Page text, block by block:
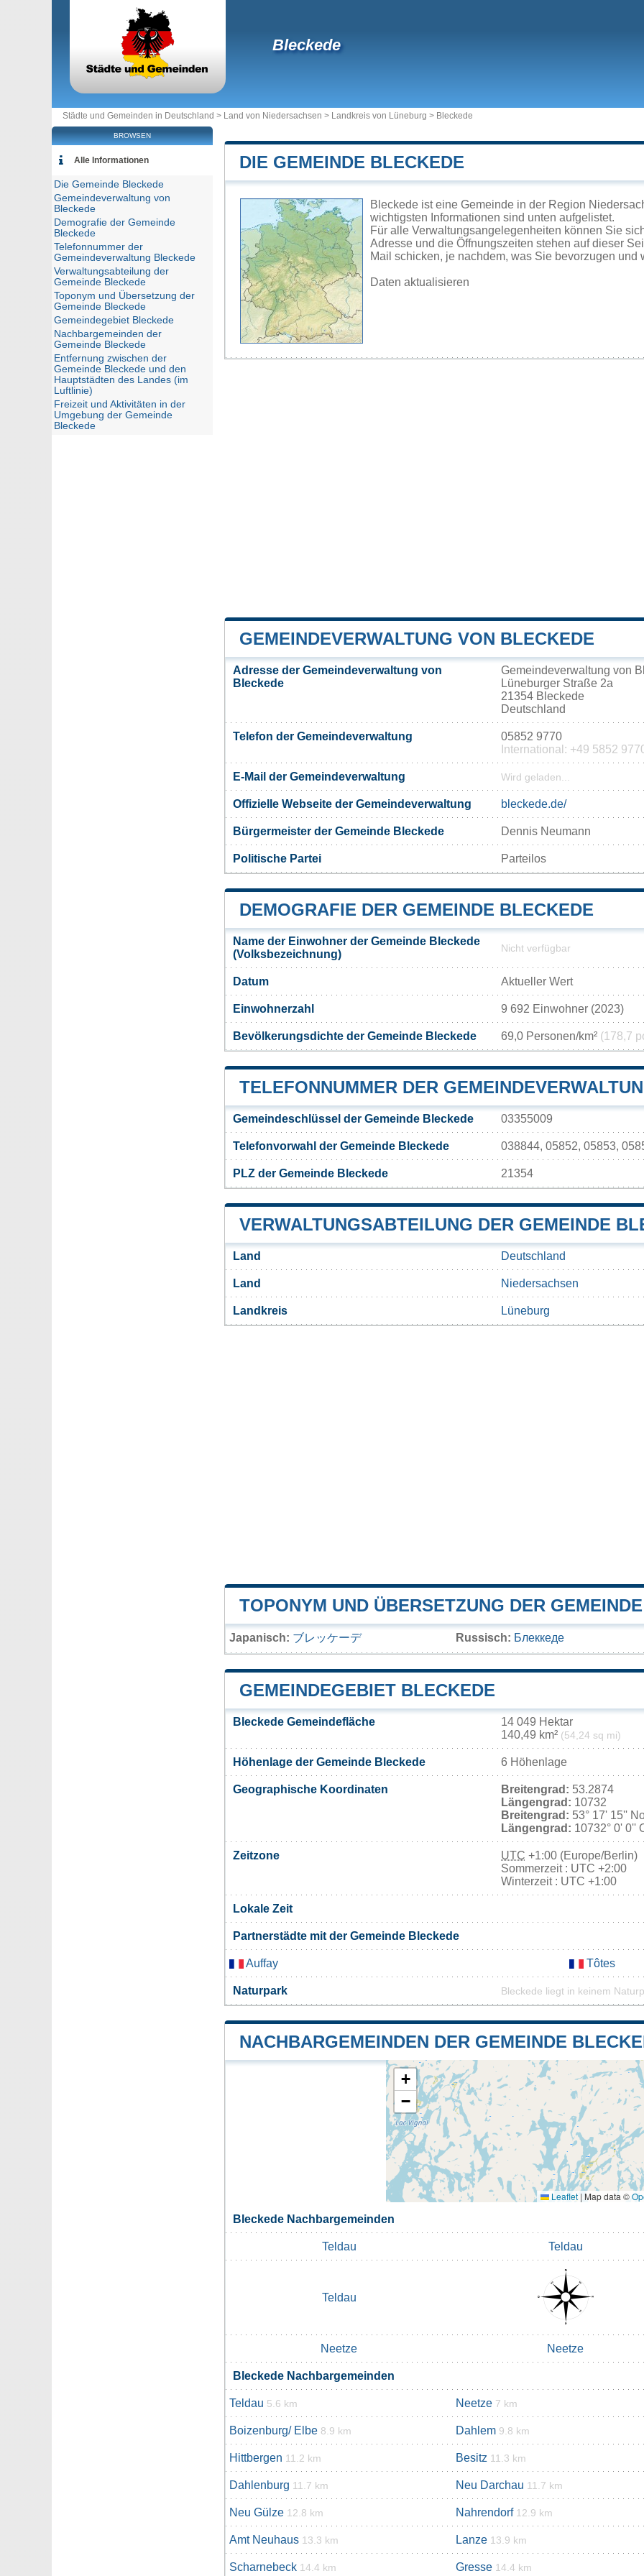
Bleckede
Städte und Gemeinden in Deutschland > Land von Niedersachsen > Landkreis von Lüneburg > Bleckede
DIE GEMEINDE BLECKEDE
Bleckede ist eine Gemeinde in der Region
wichtigsten Informationen sind unten aufgelistet.
Für alle Verwaltungsangelegenheiten können Sie
Adresse und die Öffnungszeiten stehen auf dieser
Mail schicken, je nachdem, was Sie bevorzugen und
Daten aktualisieren
GEMEINDEVERWALTUNG VON BLECKEDE
Adresse der Gemeindeverwaltung von
Bleckede
Gemeindeverwaltung von
Lüneburger Straße 2a
21354 Bleckede
Deutschland
Telefon der Gemeindeverwaltung
05852 9770
International: +49 5852
E-Mail der Gemeindeverwaltung Wird geladen...
Offizielle Webseite der Gemeindeverwaltung bleckede.de/
Bürgermeister der Gemeinde Bleckede Dennis Neumann
Politische Partei Parteilos
DEMOGRAFIE DER GEMEINDE BLECKEDE
Name der Einwohner der Gemeinde Bleckede
(Volksbezeichnung)
Nicht verfügbar
Datum Aktueller Wert
Einwohnerzahl 9 692 Einwohner (2023)
Bevölkerungsdichte der Gemeinde Bleckede 69,0 Personen/km² (178,7
TELEFONNUMMER DER
Gemeindeschlüssel der Gemeinde Bleckede 03355009
Telefonvorwahl der Gemeinde Bleckede 038844, 05852, 05853,
PLZ der Gemeinde Bleckede 21354
VERWALTUNGSABTEILUNG DER GEMEINDE
Land Deutschland
Land Niedersachsen
Landkreis Lüneburg
TOPONYM UND ÜBERSETZUNG DER
Japanisch: ブレッケーデ Russisch: Блеккеде
GEMEINDEGEBIET BLECKEDE
Bleckede Gemeindefläche
14 049 Hektar
140,49 km² (54,24 sq mi)
Höhenlage der Gemeinde Bleckede 6 Höhenlage
Geographische Koordinaten Breitengrad: 53.2874
Längengrad: 10732
Breitengrad: 53° 17' 15''
Längengrad: 10732° 0' 0''
Zeitzone UTC +1:00 (Europe/Berlin)
Sommerzeit : UTC +2:00
Winterzeit : UTC +1:00
Lokale Zeit
Partnerstädte mit der Gemeinde Bleckede
Auffay Tôtes
Naturpark Bleckede liegt in keinem
NACHBARGEMEINDEN DER GEMEINDE
+
−
Leaflet | Map data ©
Bleckede Nachbargemeinden
Teldau Teldau
Teldau
Neetze Neetze
Bleckede Nachbargemeinden
Teldau 5.6 km Neetze 7 km
Boizenburg/ Elbe 8.9 km Dahlem 9.8 km
Hittbergen 11.2 km Besitz 11.3 km
Dahlenburg 11.7 km Neu Darchau 11.7 km
Neu Gülze 12.8 km Nahrendorf 12.9 km
Amt Neuhaus 13.3 km Lanze 13.9 km
Scharnebeck 14.4 km Gresse 14.4 km
BROWSEN
Alle Informationen
Die Gemeinde Bleckede
Gemeindeverwaltung von
Bleckede
Demografie der Gemeinde
Bleckede
Telefonnummer der
Gemeindeverwaltung Bleckede
Verwaltungsabteilung der
Gemeinde Bleckede
Toponym und Übersetzung der
Gemeinde Bleckede
Gemeindegebiet Bleckede
Nachbargemeinden der
Gemeinde Bleckede
Entfernung zwischen der
Gemeinde Bleckede und den
Hauptstädten des Landes (im
Luftlinie)
Freizeit und Aktivitäten in der
Umgebung der Gemeinde
Bleckede